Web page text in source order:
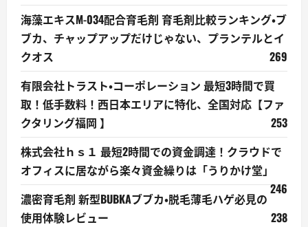
海藻エキスM-034配合育毛剤 育毛剤比較ランキング・ブ
ブカ、チャップアップだけじゃない、プランテルとイ
クオス
269
有限会社トラスト・コーポレーション 最短3時間で買
取！低手数料！西日本エリアに特化、全国対応【ファ
クタリング福岡 】
253
株式会社ｈｓ１ 最短2時間での資金調達！クラウドで
オフィスに居ながら楽々資金繰りは「うりかけ堂」
246
濃密育毛剤 新型BUBKAブブカ・脱毛薄毛ハゲ必見の
使用体験レビュー
238